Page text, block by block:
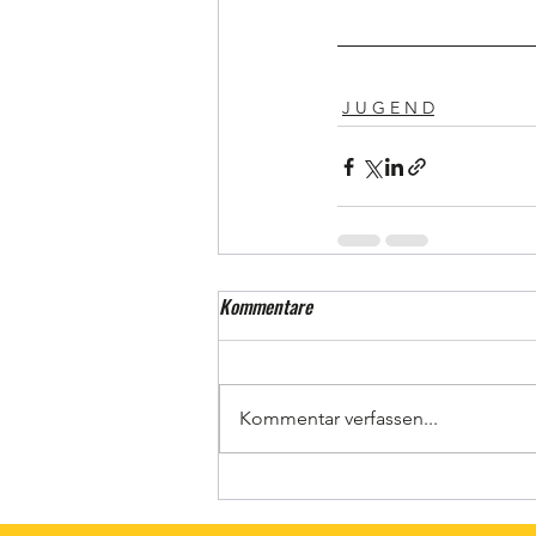
J U G E N D
Kommentare
Kommentar verfassen...